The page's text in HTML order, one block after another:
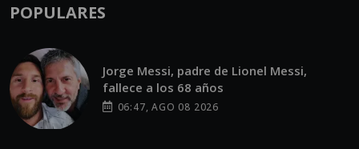
POPULARES
Jorge Messi, padre de Lionel Messi,
fallece a los 68 años
06:47, AGO 08 2026